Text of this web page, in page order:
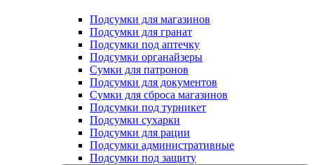
Подсумки для магазинов
Подсумки для гранат
Подсумки под аптечку
Подсумки органайзеры
Сумки для патронов
Подсумки для документов
Сумки для сброса магазинов
Подсумки под турникет
Подсумки сухарки
Подсумки для рации
Подсумки административные
Подсумки под защиту